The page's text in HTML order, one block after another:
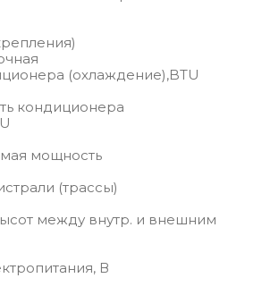
(охлаждение),BTU
кондиционера
мощность
(трассы)
между внутр. и внешним
В